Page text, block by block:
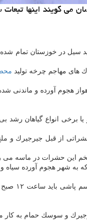
می گویند اینها
در خوزستان تمام شده
های مهاجم چرخه تولید
هجوم آورده و ماندنی شده
برخی انواع گیاهان رشد
از قبل جیرجیرك و
كه به شهر هجوم آورده
مصدق یادآور
و سوسك حمام به كار